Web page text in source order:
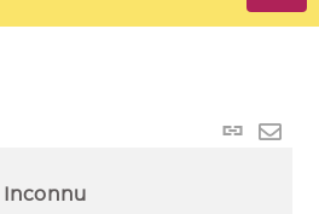
Lien
Inconnu